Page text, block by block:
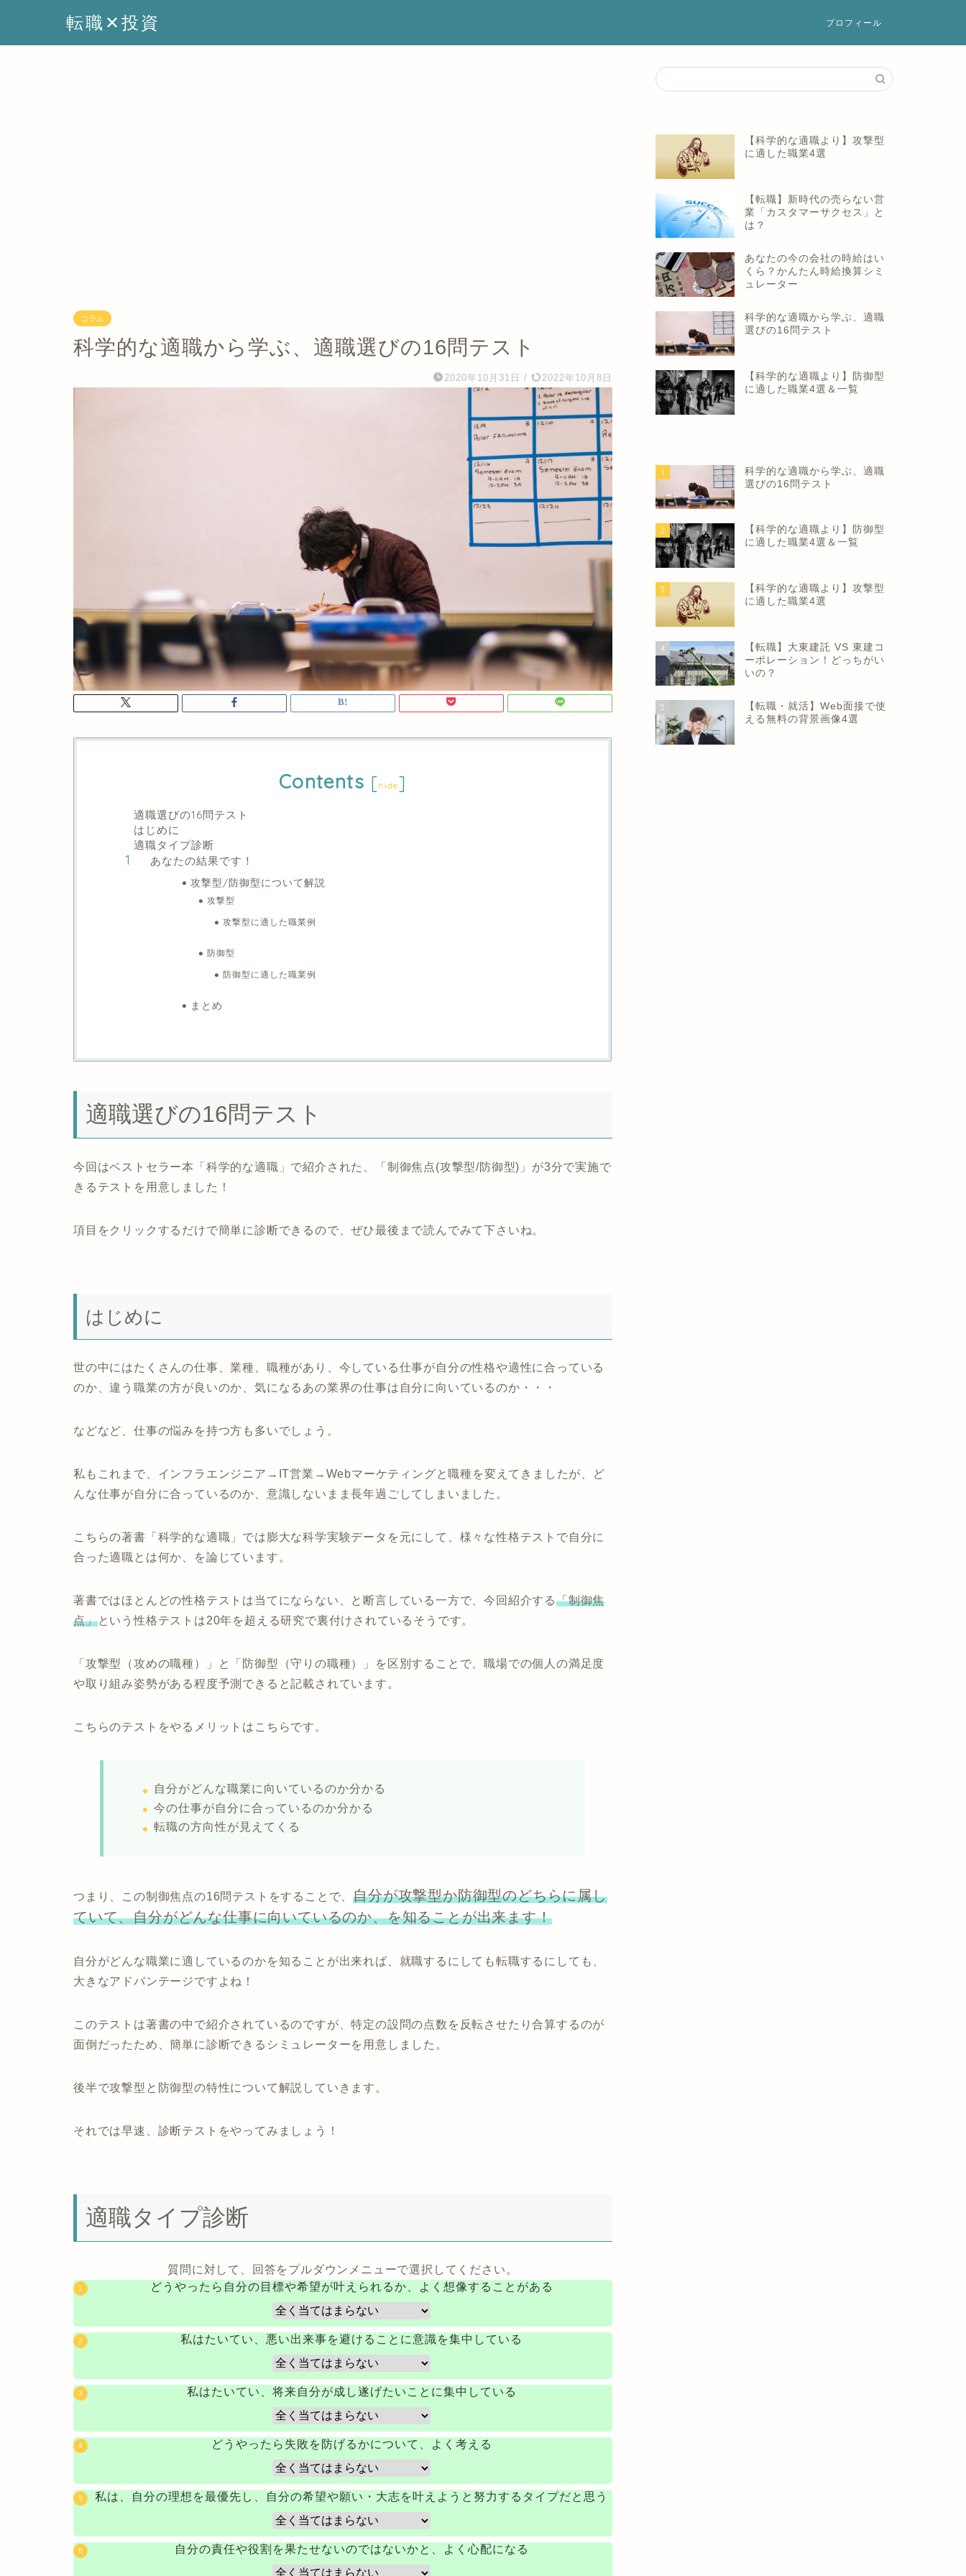
転職✕投資 プロフィール
コラム
科学的な適職から学ぶ、適職選びの16問テスト
2020年10月31日 / 2022年10月8日
Contents [hide]
適職選びの16問テスト
はじめに
適職タイプ診断
あなたの結果です！
攻撃型/防御型について解説
攻撃型
攻撃型に適した職業例
防御型
防御型に適した職業例
まとめ
適職選びの16問テスト
今回はベストセラー本「 科学的な適職 」で紹介された、「制御焦点(攻撃型/防御型)」が3分で実施で
きるテストを用意しました！
項目をクリックするだけで簡単に診断できるので、ぜひ最後まで読んでみて下さいね。
はじめに
世の中にはたくさんの仕事、業種、職種があり、今している仕事が自分の性格や適性に合っている
のか、違う職業の方が良いのか、気になるあの業界の仕事は自分に向いているのか・・・
などなど、仕事の悩みを持つ方も多いでしょう。
私もこれまで、インフラエンジニア→IT営業→Webマーケティングと職種を変えてきましたが、ど
んな仕事が自分に合っているのか、意識しないまま長年過ごしてしまいました。
こちらの著書「科学的な適職」では膨大な科学実験データを元にして、様々な性格テストで自分に
合った適職とは何か、を論じています。
著書ではほとんどの性格テストは当てにならない 、と断言している一方で、今回紹介する「制御焦
点」という性格テストは20年を超える研究で裏付けされているそうです。
「攻撃型（攻めの職種）」と「防御型（守りの職種）」を区別することで、職場での個人の満足度
や取り組み姿勢がある程度予測できると記載されています。
こちらのテストをやるメリットはこちらです。
自分がどんな職業に向いているのか分かる
今の仕事が自分に合っているのか分かる
転職の方向性が見えてくる
つまり、この制御焦点の16問テストをすることで、自分が攻撃型か防御型のどちらに属し
ていて、自分がどんな仕事に向いているのか、を知ることが出来ます！
自分がどんな職業に適しているのかを知ることが出来れば、就職するにしても転職するにしても、
大きなアドバンテージですよね！
このテストは著書の中で紹介されているのですが、特定の設問の点数を反転させたり合算するのが
面倒だったため、簡単に診断できるシミュレーターを用意しました。
後半で攻撃型と防御型の特性について解説していきます。
それでは早速、診断テストをやってみましょう！
適職タイプ診断
質問に対して、回答をプルダウンメニューで選択してください。
どうやったら自分の目標や希望が叶えられるか、よく想像することがある
私はたいてい、悪い出来事を避けることに意識を集中している
私はたいてい、将来自分が成し遂げたいことに集中している
どうやったら失敗を防げるかについて、よく考える
私は、自分の理想を最優先し、自分の希望や願い・大志を叶えようと努力するタイプだと思う
自分の責任や役割を果たせないのではないかと、よく心配になる
【科学的な適職より】攻撃型
に適した職業4選
【転職】新時代の売らない営
業「カスタマーサクセス」と
は？
あなたの今の会社の時給はい
くら？かんたん時給換算シミ
ュレーター
科学的な適職から学ぶ、適職
選びの16問テスト
【科学的な適職より】防御型
に適した職業4選＆一覧
1
科学的な適職から学ぶ、適職
選びの16問テスト
2
【科学的な適職より】防御型
に適した職業4選＆一覧
3
【科学的な適職より】攻撃型
に適した職業4選
4
【転職】大東建託 VS 東建コ
ーポレーション！どっちがい
いの？
5
【転職・就活】Web面接で使
える無料の背景画像4選